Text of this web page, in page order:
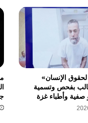
الإنسان»
بفحص وتسمية
صفية وأطباء غزة